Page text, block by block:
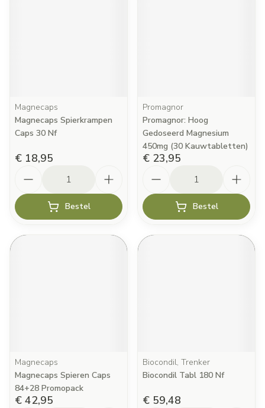
Magnecaps
Magnecaps Spierkrampen
Caps 30 Nf
€ 18,95
Bestel
Promagnor
Promagnor: Hoog
Gedoseerd Magnesium
450mg (30 Kauwtabletten)
€ 23,95
Bestel
Magnecaps
Magnecaps Spieren Caps
84+28 Promopack
€ 42,95
Biocondil, Trenker
Biocondil Tabl 180 Nf
€ 59,48